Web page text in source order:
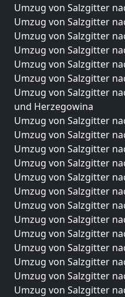
Umzug von Salzgitter
Umzug von Salzgitter
Umzug von Salzgitter
Umzug von Salzgitter
Umzug von Salzgitter
Umzug von Salzgitter
Umzug von Salzgitter
und Herzegowina
Umzug von Salzgitter
Umzug von Salzgitter
Umzug von Salzgitter
Umzug von Salzgitter
Umzug von Salzgitter
Umzug von Salzgitter
Umzug von Salzgitter
Umzug von Salzgitter
Umzug von Salzgitter
Umzug von Salzgitter
Umzug von Salzgitter
Umzug von Salzgitter
Umzug von Salzgitter